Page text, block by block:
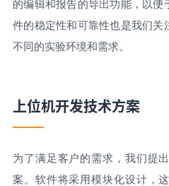
的编辑和报告的导出功能，以
件的稳定性和可靠性也是我们关
不同的实验环境和需求。
上位机开发技术方案
为了满足客户的需求，我们提
案。软件将采用模块化设计，